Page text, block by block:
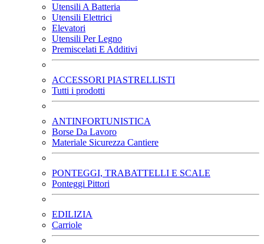
Utensili A Batteria
Utensili Elettrici
Elevatori
Utensili Per Legno
Premiscelati E Additivi
ACCESSORI PIASTRELLISTI
Tutti i prodotti
ANTINFORTUNISTICA
Borse Da Lavoro
Materiale Sicurezza Cantiere
PONTEGGI, TRABATTELLI E SCALE
Ponteggi Pittori
EDILIZIA
Carriole